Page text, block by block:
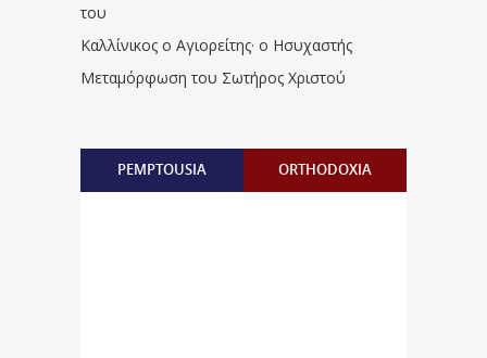
του
Καλλίνικος ο Αγιορείτης · ο Ησυχαστής
Μεταμόρφωση του Σωτήρος Χριστού
PEMPTOUSIA ORTHODOXIA